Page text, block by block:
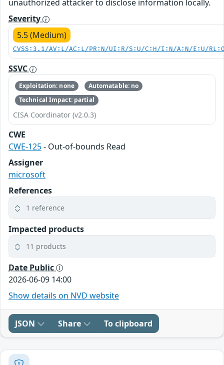
unauthorized attacker to disclose information locally.
Severity
5.5 (Medium)
CVSS:3.1/AV:L/AC:L/PR:N/UI:R/S:U/C:H/I:N/A:N/E:U/
SSVC
Exploitation: none
Automatable: no
Technical Impact: partial
CISA Coordinator (v2.0.3)
CWE
CWE-125- Out-of-bounds Read
Assigner
microsoft
References
1 reference
Impacted products
11 products
Date Public
2026-06-09 14:00
Show details on NVD website
JSON Share To clipboard